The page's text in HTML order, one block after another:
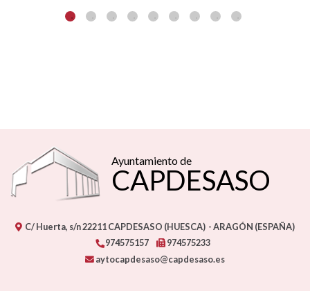
Ayuntamiento de
CAPDESASO
C/ Huerta, s/n22211CAPDESASO (HUESCA) - ARAGÓN (ESPAÑA)
974575157
974575233
aytocapdesaso@capdesaso.es